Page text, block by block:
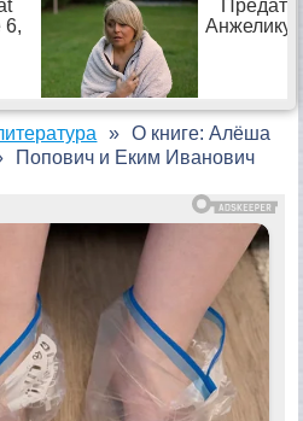
О книге: Алёша
Попович и Еким Иванович